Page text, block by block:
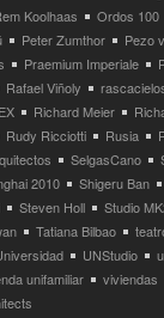
Koolhaas
Ordos 100
Peter Zumthor
Pezo
Praemium Imperiale
Rafael Viñoly
Richard Meier
Rudy Ricciotti Rusia
SelgasCano
2010
Shigeru Ban
Steven Holl
Studio
Tatiana Bilbao
UNStudio
unifamiliar
viviendas